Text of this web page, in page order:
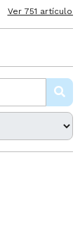
Ver 751 artículos